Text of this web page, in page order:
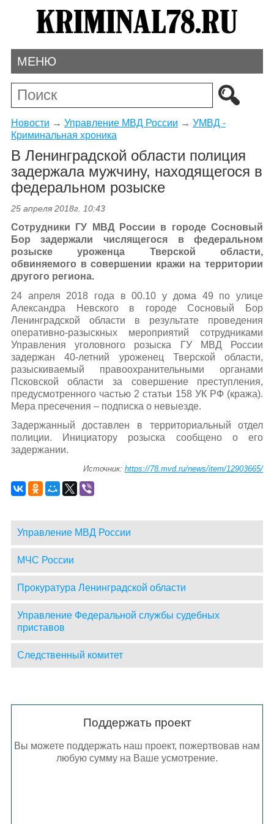
МЕНЮ
Новости → Управление МВД России → УМВД -
Криминальная хроника
В Ленинградской области полиция
задержала мужчину, находящегося в
федеральном розыске
25 апреля 2018г. 10:43
Сотрудники ГУ МВД России в городе Сосновый
Бор задержали числящегося в федеральном
розыске уроженца Тверской области,
обвиняемого в совершении кражи на территории
другого региона.
24 апреля 2018 года в 00.10 у дома 49 по улице
Александра Невского в городе Сосновый Бор
Ленинградской области в результате проведения
оперативно-разыскных мероприятий сотрудниками
Управления уголовного розыска ГУ МВД России
задержан 40-летний уроженец Тверской области,
разыскиваемый правоохранительными органами
Псковской области за совершение преступления,
предусмотренного частью 2 статьи 158 УК РФ (кража).
Мера пресечения – подписка о невыезде.
Задержанный доставлен в территориальный отдел
полиции. Инициатору розыска сообщено о его
задержании.
Источник:https://78.mvd.ru/news/item/12903665/
Управление МВД России
МЧС России
Прокуратура Ленинградской области
Управление Федеральной службы судебных
приставов
Следственный комитет
Поддержать проект
Вы можете поддержать наш проект, пожертвовав нам
любую сумму на Ваше усмотрение.